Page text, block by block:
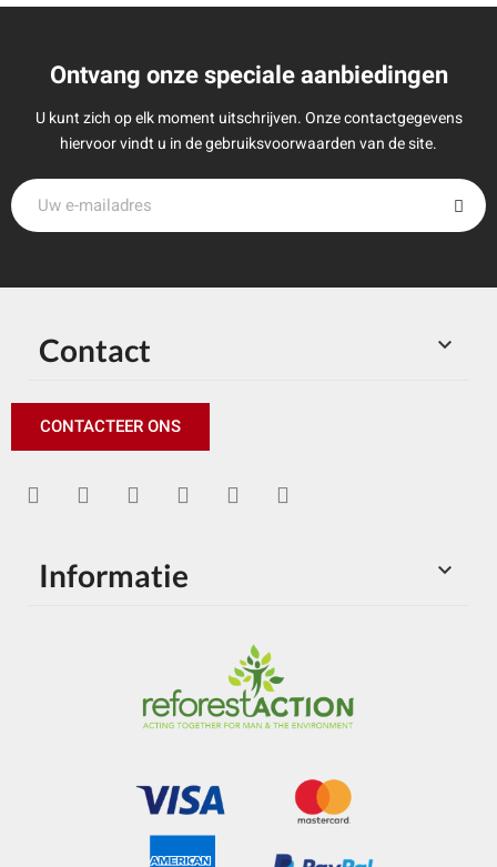
Ontvang onze speciale aanbiedingen
U kunt zich op elk moment uitschrijven. Onze contactgegevens
hiervoor vindt u in de gebruiksvoorwaarden van de site.

Contact
CONTACTEER ONS

Informatie